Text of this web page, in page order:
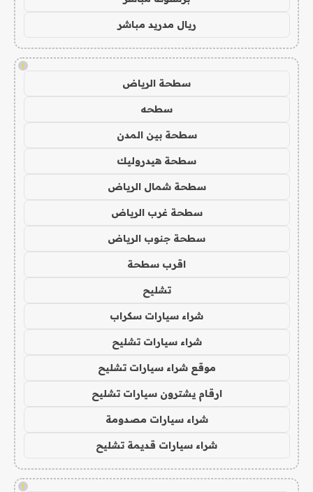
ريال مدريد مباشر
!
سطحة الرياض
سطحه
سطحة بين المدن
سطحة هيدروليك
سطحة شمال الرياض
سطحة غرب الرياض
سطحة جنوب الرياض
اقرب سطحة
تشليح
شراء سيارات سكراب
شراء سيارات تشليح
موقع شراء سيارات تشليح
ارقام يشترون سيارات تشليح
شراء سيارات مصدومة
شراء سيارات قديمة تشليح
!